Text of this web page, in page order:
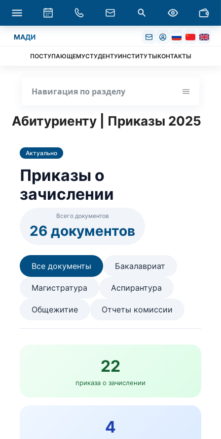
МАДИ
ПОСТУПАЮЩЕМУСТУДЕНТУИНСТИТУТЫКОНТАКТЫ
Абитуриенту | Приказы 2025
Актуально
Приказы о
зачислении
Всего документов
26 документов
Все документы Бакалавриат
Магистратура Аспирантура
Общежитие Отчеты комиссии
22
приказа о зачислении
4
Навигация по разделу